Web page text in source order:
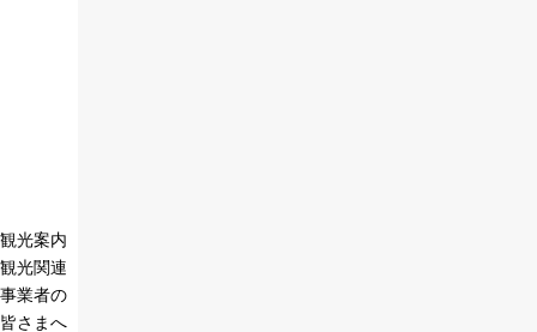
観光案内
観光関連
事業者の
皆さまへ